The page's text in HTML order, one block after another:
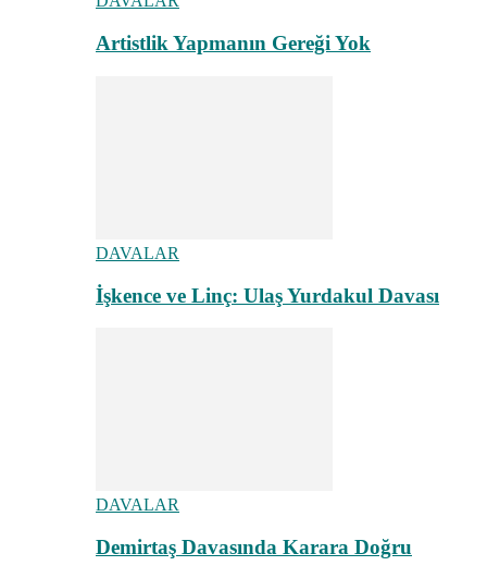
Artistlik Yapmanın Gereği Yok
DAVALAR
İşkence ve Linç: Ulaş Yurdakul Davası
DAVALAR
Demirtaş Davasında Karara Doğru